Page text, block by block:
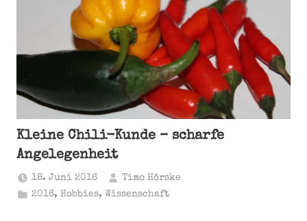
Kleine Chili-Kunde – scharfe
Angelegenheit
18. Juni 2016
Timo Hörske
2016,Hobbies, Wissenschaft